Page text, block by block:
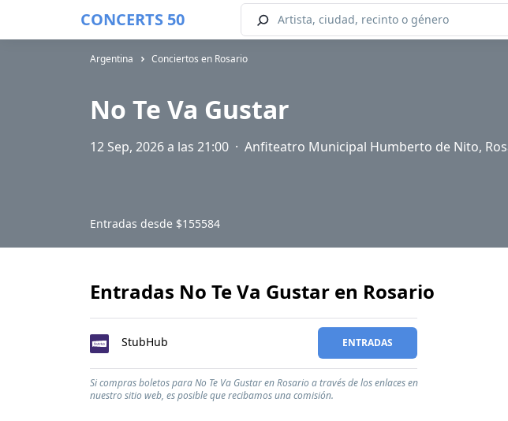
CONCERTS 50
Argentina Conciertos en Rosario
No Te Va Gustar
12 Sep, 2026 a las 21:00 · Anfiteatro Municipal Humberto de Nito,
Entradas desde $155584
Entradas No Te Va Gustar en Rosario
StubHub ENTRADAS
Si compras boletos para No Te Va Gustar en Rosario a través de los enlaces en
nuestro sitio web, es posible que recibamos una comisión.